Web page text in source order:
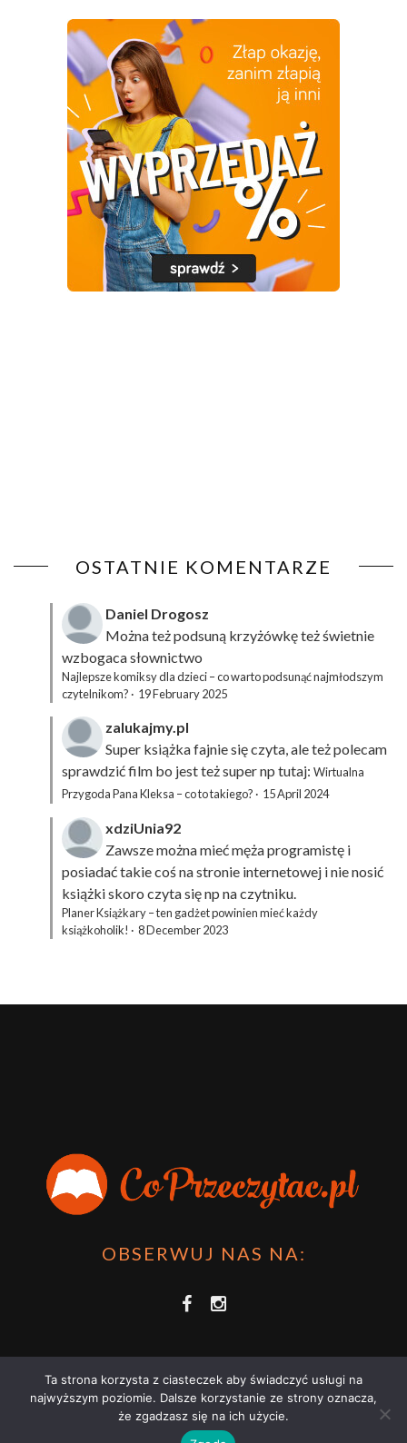
OSTATNIE KOMENTARZE
Daniel Drogosz
Można też podsuną krzyżówkęteż świetnie
wzbogaca słownictwo
Najlepsze komiksy dla dzieci – co warto podsunąć najmłodszym
czytelnikom? · 19 February 2025
zalukajmy.pl
Super książka fajnie się czyta, ale też polecam
sprawdzić film bo jest też super np tutaj: Wirtualna
Przygoda Pana Kleksa – co to takiego? · 15 April 2024
xdziUnia92
Zawsze można mieć męża programistę i
posiadać takie coś na stronie internetowej i nie nosić
książki skoro czyta się np na czytniku.
Planer Książkary – ten gadżet powinien mieć każdy
książkoholik! · 8 December 2023
OBSERWUJ NAS NA:
COPRZECZYTAĆ.PL 2021 | STRONA WYKORZYSTUJE PLIKI COOKIES |
Ta strona korzysta z ciasteczek aby świadczyć usługi na
najwyższym poziomie. Dalsze korzystanie ze strony oznacza,
że zgadzasz się na ich użycie.